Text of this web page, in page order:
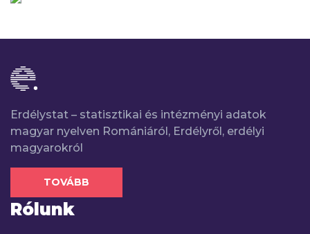
Erdélystat – statisztikai és intézményi adatok
magyar nyelven Romániáról, Erdélyről, erdélyi
magyarokról
TOVÁBB
Rólunk